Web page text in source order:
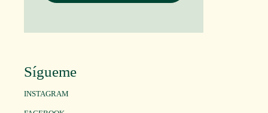
Sígueme
INSTAGRAM